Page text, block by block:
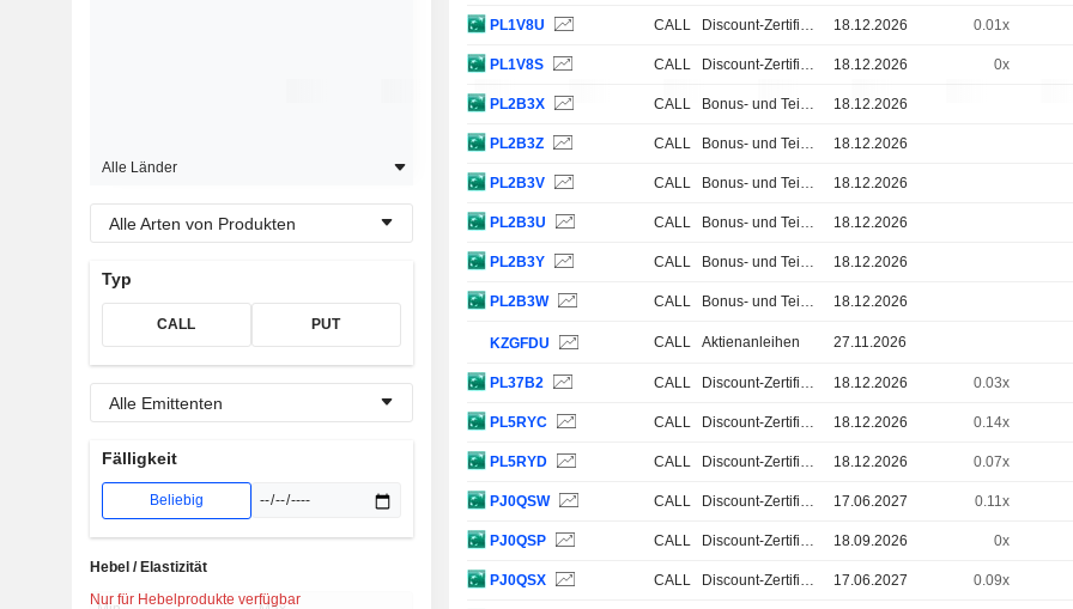
Alle Länder
Alle Arten von Produkten
Typ
CALL PUT
Alle Emittenten
Fälligkeit
Beliebig
Nur für Hebelprodukte verfügbar
Hebel / Elastizität
PL1V8U CALL Discount-Zertifikate 18.12.2026 0.01x
PL1V8S CALL Discount-Zertifikate 18.12.2026 0x
PL2B3X CALL Bonus- und Teilschutz-Zertifikate 18.12.2026
PL2B3Z CALL Bonus- und Teilschutz-Zertifikate 18.12.2026
PL2B3V CALL Bonus- und Teilschutz-Zertifikate 18.12.2026
PL2B3U CALL Bonus- und Teilschutz-Zertifikate 18.12.2026
PL2B3Y CALL Bonus- und Teilschutz-Zertifikate 18.12.2026
PL2B3W CALL Bonus- und Teilschutz-Zertifikate 18.12.2026
KZGFDU CALL Aktienanleihen 27.11.2026
PL37B2 CALL Discount-Zertifikate 18.12.2026 0.03x
PL5RYC CALL Discount-Zertifikate 18.12.2026 0.14x
PL5RYD CALL Discount-Zertifikate 18.12.2026 0.07x
PJ0QSW CALL Discount-Zertifikate 17.06.2027 0.11x
PJ0QSP CALL Discount-Zertifikate 18.09.2026 0x
PJ0QSX CALL Discount-Zertifikate 17.06.2027 0.09x